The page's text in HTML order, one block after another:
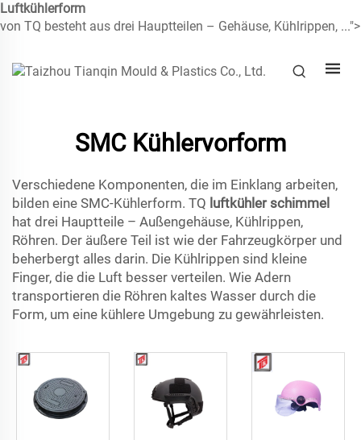
Luftkühlerform
von TQ besteht aus drei Hauptteilen – Gehäuse, Kühlrippen, ...">
SMC Kühlervorform
Verschiedene Komponenten, die im Einklang arbeiten,
bilden eine SMC-Kühlerform. TQ luftkühler schimmel
hat drei Hauptteile – Außengehäuse, Kühlrippen,
Röhren. Der äußere Teil ist wie der Fahrzeugkörper und
beherbergt alles darin. Die Kühlrippen sind kleine
Finger, die die Luft besser verteilen. Wie Adern
transportieren die Röhren kaltes Wasser durch die
Form, um eine kühlere Umgebung zu gewährleisten.